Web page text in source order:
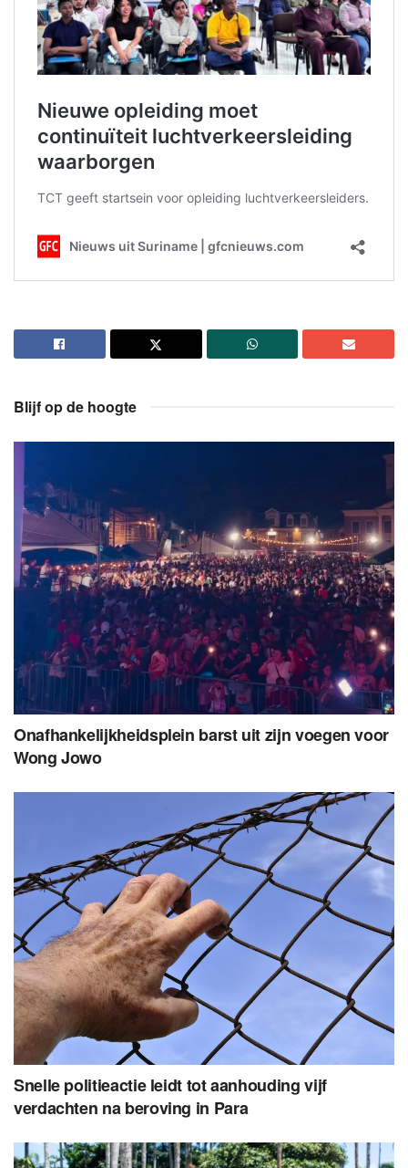
Blijf op de hoogte
Onafhankelijkheidsplein barst uit zijn voegen voor
Wong Jowo
Snelle politieactie leidt tot aanhouding vijf
verdachten na beroving in Para